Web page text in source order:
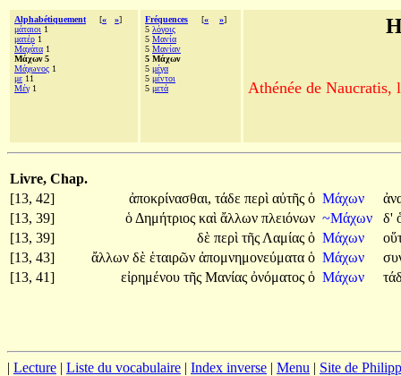
Alphabétiquement [« »]
μάταιοι 1
ματέρ 1
Μαχάτα 1
Μάχων 5
Μάχωνος 1
με 11
Μέγ1
Fréquences [« »]
5 λόγοις
5 Μανία
5 Μανίαν
5 Μάχων
5 μέγα
5 μέντοι
5 μετά Athénée de Naucratis,
Livre, Chap.
[13, 42]
ἀποκρίνασθαι, τάδε περὶ αὐτῆς ὁ Μάχων
[13, 39]
ὁ Δημήτριος καὶ ἄλλων πλειόνων ~Μάχων δ'
[13, 39]
δὲ περὶ τῆς Λαμίας ὁ Μάχων
[13, 43]
ἄλλων δὲ ἑταιρῶν ἀπομνημονεύματα ὁ Μάχων
[13, 41]
εἰρημένου τῆς Μανίας ὀνόματος ὁ Μάχων
| Lecture | Liste du vocabulaire | Index inverse | Menu | Site de